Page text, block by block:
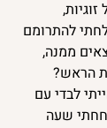
להתרומם
ממנה,
הראש?
לבדי עם
שעה